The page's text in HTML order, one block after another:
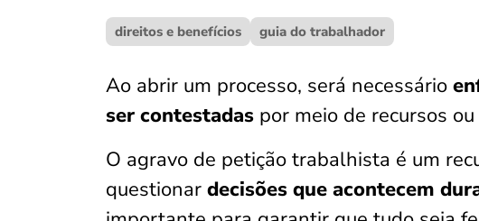
direitos e benefícios guia do trabalhador
Ao abrir um processo, será necessário
ser contestadas por meio de recursos
O agravo de petição trabalhista é um
questionar decisões que acontecem